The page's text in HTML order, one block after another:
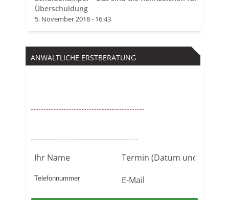
Überschuldung
5. November 2018 - 16:43
ANWALTLICHE ERSTBERATUNG